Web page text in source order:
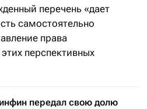
перечень «дает
самостоятельно
права
перспективных
передал свою долю